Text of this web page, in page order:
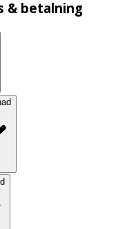
& betalning